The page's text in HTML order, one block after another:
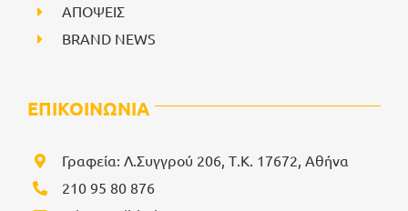
ΑΠΟΨΕΙΣ
BRAND NEWS
ΕΠΙΚΟΙΝΩΝΙΑ
Γραφεία: Λ.Συγγρού 206, Τ.Κ. 17672, Αθήνα
210 95 80 876